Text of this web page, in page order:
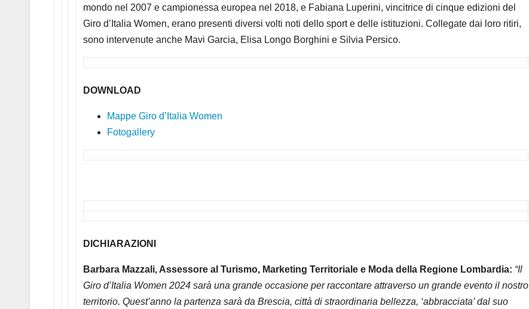
mondo nel 2007 e campionessa europea nel 2018, e Fabiana Luperini, vincitrice di cinque edizioni del
Giro d’Italia Women, erano presenti diversi volti noti dello sport e delle istituzioni. Collegate dai loro ritiri,
sono intervenute anche Mavi Garcia, Elisa Longo Borghini e Silvia Persico.
DOWNLOAD
Mappe Giro d’Italia Women
Fotogallery
DICHIARAZIONI
Barbara Mazzali, Assessore al Turismo, Marketing Territoriale e Moda della Regione Lombardia: “Il
Giro d’Italia Women 2024 sarà una grande occasione per raccontare attraverso un grande evento il nostro
territorio. Quest’anno la partenza sarà da Brescia, città di straordinaria bellezza, ‘abbracciata’ dal suo